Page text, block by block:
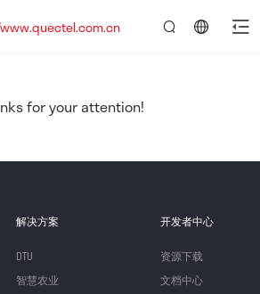
for your attention!
解决方案
DTU
智慧农业
开发者中心
资源下载
文档中心